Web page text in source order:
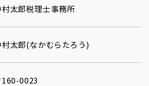
村太郎税理士事務所
村太郎(なかむらたろう)
160-0023